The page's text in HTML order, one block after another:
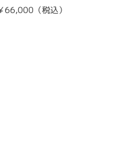
66,000（税込）